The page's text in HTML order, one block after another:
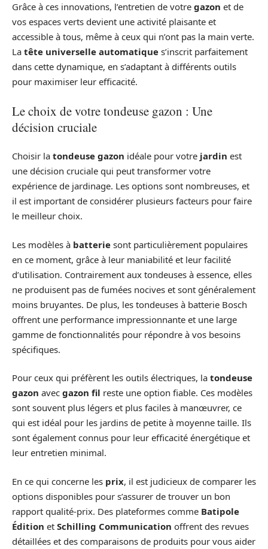
Grâce à ces innovations, l’entretien de votre gazon et de
vos espaces verts devient une activité plaisante et
accessible à tous, même à ceux qui n’ont pas la main verte.
La tête universelle automatique s’inscrit parfaitement
dans cette dynamique, en s’adaptant à différents outils
pour maximiser leur efficacité.
Le choix de votre tondeuse gazon : Une
décision cruciale
Choisir la tondeuse gazon idéale pour votre jardin est
une décision cruciale qui peut transformer votre
expérience de jardinage. Les options sont nombreuses, et
il est important de considérer plusieurs facteurs pour faire
le meilleur choix.
Les modèles à batterie sont particulièrement populaires
en ce moment, grâce à leur maniabilité et leur facilité
d’utilisation. Contrairement aux tondeuses à essence, elles
ne produisent pas de fumées nocives et sont généralement
moins bruyantes. De plus, les tondeuses à batterie Bosch
offrent une performance impressionnante et une large
gamme de fonctionnalités pour répondre à vos besoins
spécifiques.
Pour ceux qui préfèrent les outils électriques, la tondeuse
gazon avec gazon fil reste une option fiable. Ces modèles
sont souvent plus légers et plus faciles à manœuvrer, ce
qui est idéal pour les jardins de petite à moyenne taille. Ils
sont également connus pour leur efficacité énergétique et
leur entretien minimal.
En ce qui concerne les prix, il est judicieux de comparer les
options disponibles pour s’assurer de trouver un bon
rapport qualité-prix. Des plateformes comme Batipole
Édition et Schilling Communication offrent des revues
détaillées et des comparaisons de produits pour vous aider